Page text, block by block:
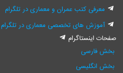
معرفی کتب عمران و معماری در تلگرام
آموزش های تخصصی معماری در تلگرام
صفحات اینستاگرام
بخش فارسی
بخش انگلیسی